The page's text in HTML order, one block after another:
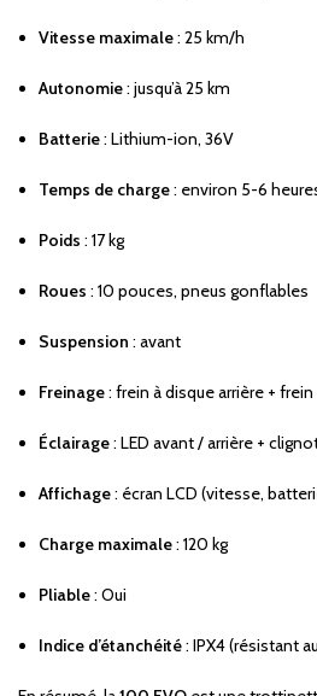
Vitesse maximale: 25 km/h
Autonomie: jusqu’à 25 km
Batterie: Lithium-ion, 36V
Temps de charge: environ 5-6
Poids : 17 kg
Roues : 10 pouces, pneus gonflables
Suspension : avant
Freinage: frein à disque arrière +
Éclairage: LED avant / arrière +
Affichage: écran LCD (vitesse,
Charge maximale: 120 kg
Pliable: Oui
Indice d’étanchéité: IPX4 (résistant